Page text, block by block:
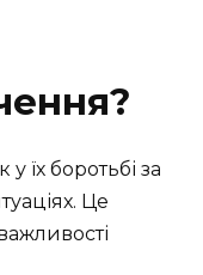
їх боротьбі за
Це